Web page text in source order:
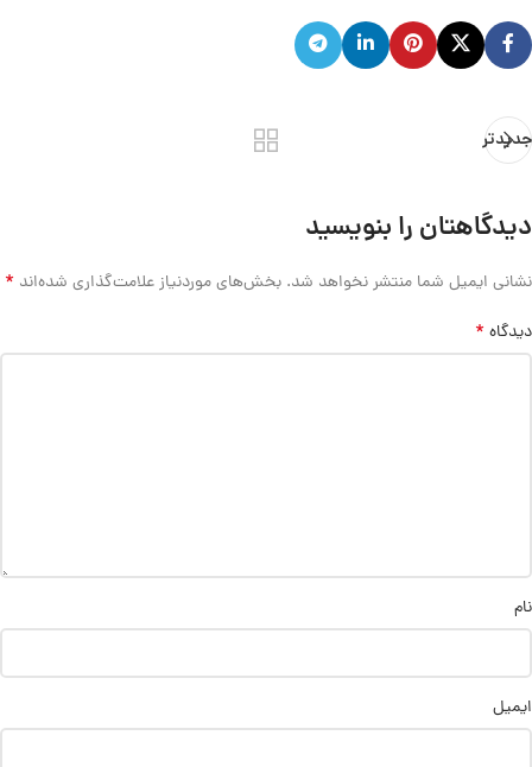
جدیدتر
دیدگاهتان را بنویسید
نشانی ایمیل شما منتشر نخواهد شد. بخش‌های موردنیاز علامت‌گذاری شده‌اند *
دیدگاه *
نام
ایمیل